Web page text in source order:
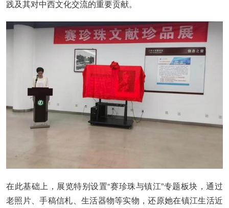
践及其对中西文化交流的重要贡献。
在此基础上，展览特别设置“赛珍珠与镇江”专题板块，通过
老照片、手稿信札、生活器物等实物，还原她在镇江生活近